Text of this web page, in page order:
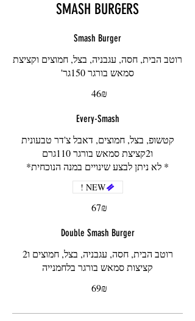
SMASH BURGERS
Smash Burger
רוטב הבית, חסה, עגבניה, בצל, חמוצים וקציצת
סמאש בורגר 150גר'
‏46 ‏₪
Every-Smash
קטשופ, בצל, חמוצים, דאבל צ'דר טבעונית
* לא ניתן לבצע שינויים במנה הנוכחית*
‏67 ‏₪
NEW !
Double Smash Burger
רוטב הבית, חסה, עגבניה, בצל, חמוצים ו2
קציצות סמאש בורגר בלחמנייה
‏69 ‏₪